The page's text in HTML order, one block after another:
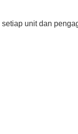
unit dan
Dalam